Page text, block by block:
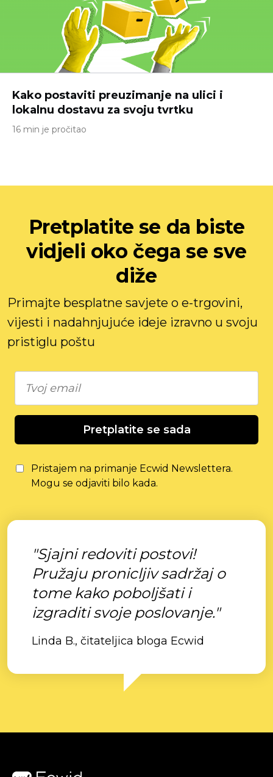
Kako postaviti preuzimanje na ulici i
lokalnu dostavu za svoju tvrtku
16 min je pročitao
Pretplatite se da biste
vidjeli oko čega se sve
diže
Primajte besplatne savjete o e-trgovini,
vijesti i nadahnjujuće ideje izravno u svoju
pristiglu poštu
Pretplatite se sada
Pristajem na primanje Ecwid Newslettera.
Mogu se odjaviti bilo kada.
"Sjajni redoviti postovi!
Pružaju pronicljiv sadržaj o
tome kako poboljšati i
izgraditi svoje poslovanje."
Linda B., čitateljica bloga Ecwid